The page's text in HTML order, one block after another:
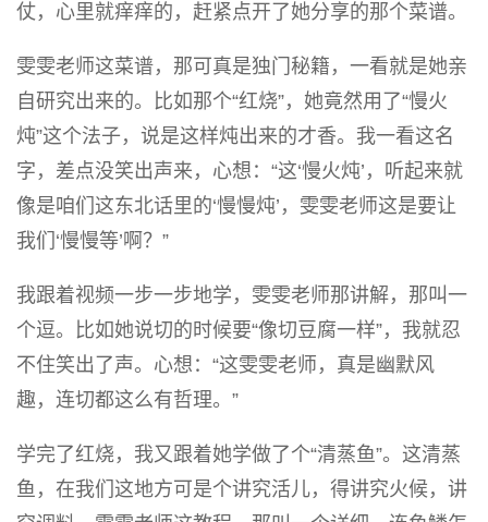
仗，心里就痒痒的，赶紧点开了她分享的那个菜谱。
雯雯老师这菜谱，那可真是独门秘籍，一看就是她亲
自研究出来的。比如那个“红烧”，她竟然用了“慢火
炖”这个法子，说是这样炖出来的才香。我一看这名
字，差点没笑出声来，心想：“这‘慢火炖’，听起来就
像是咱们这东北话里的‘慢慢炖’，雯雯老师这是要让
我们‘慢慢等’啊？”
我跟着视频一步一步地学，雯雯老师那讲解，那叫一
个逗。比如她说切的时候要“像切豆腐一样”，我就忍
不住笑出了声。心想：“这雯雯老师，真是幽默风
趣，连切都这么有哲理。”
学完了红烧，我又跟着她学做了个“清蒸鱼”。这清蒸
鱼，在我们这地方可是个讲究活儿，得讲究火候，讲